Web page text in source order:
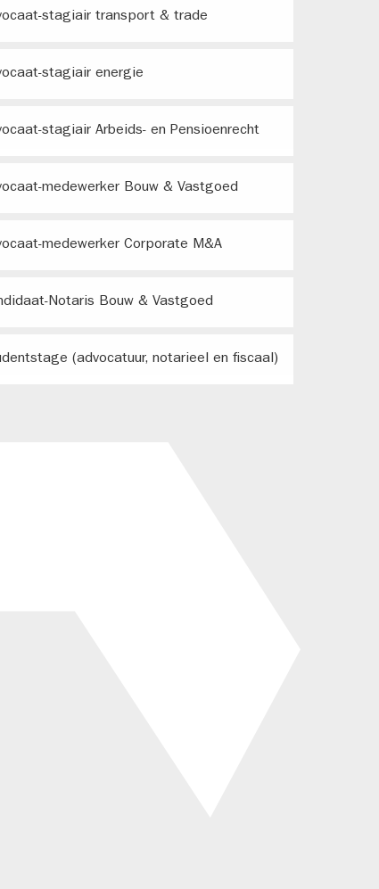
stagiair transport & trade
stagiair energie
stagiair Arbeids- en Pensioenrecht
medewerker Bouw & Vastgoed
medewerker Corporate M&A
Notaris Bouw & Vastgoed
(advocatuur, notarieel en fiscaal)